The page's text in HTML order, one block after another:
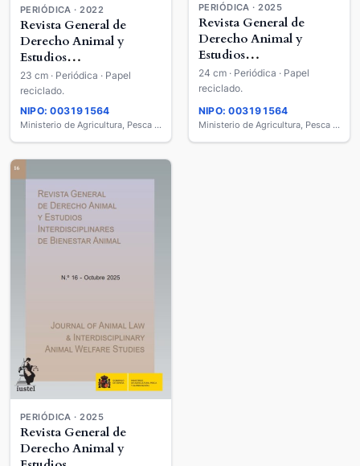
PERIÓDICA · 2022
Revista General de
Derecho Animal y
Estudios
Interdisciplinares de
Bienestar Animal =
Journal of Animal Law &
Interdisciplinary Animal
Welfare Studies
23 cm · Periódica · Papel
reciclado.
NIPO: 003191564
Ministerio de Agricultura, Pesca y Alimentación
PERIÓDICA · 2025
Revista General de
Derecho Animal y
Estudios
Interdisciplinares de
Bienestar Animal =
Journal of Animal Law &
Interdisciplinary Animal
Welfare Studies
24 cm · Periódica · Papel
reciclado.
NIPO: 003191564
Ministerio de Agricultura, Pesca y Alimentación
PERIÓDICA · 2025
Revista General de
Derecho Animal y